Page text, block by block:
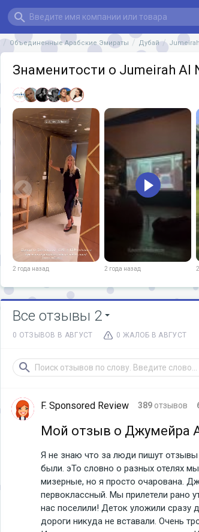
Объединенные Арабские Эмираты Дубай
Знаменитости о Jumeirah Al
2 года назад 2 года назад
Все отзывы 2
0 ОТЗЫВОВ В АВГУСТ 0 ЖАЛОБ В АВГУСТ
F. Sponsored Review 389 отзывов
Мой отзыв о Джумейра
Я не знаю что за люди пишут отзывы
были. эТо словно о разных отелях
мизерные, но я просто очарована.
первоклассный. Мы прилетели рано
нас поселили! Деток уложили сразу
дороги никуда не вставали. Очень